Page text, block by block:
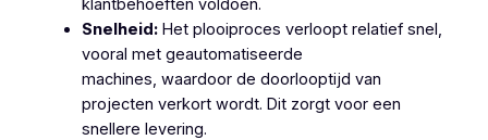
Snelheid:Het plooiproces verloopt relatief snel,
vooral met geautomatiseerde
machines, waardoor de doorlooptijd van
projecten verkort wordt. Dit zorgt voor een
snellere levering.